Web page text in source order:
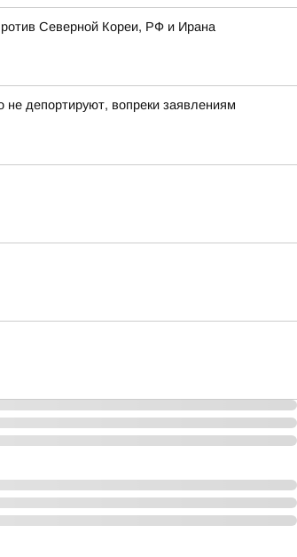
Северной Кореи, РФ и Ирана
депортируют, вопреки заявлениям